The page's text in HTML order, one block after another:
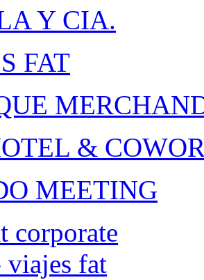
Y CIA.
FAT
&
MEETING